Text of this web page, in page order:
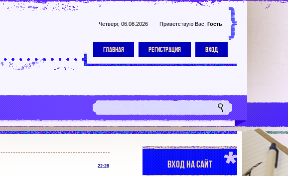
Четверг, 06.08.2026 Приветствую Вас Гость
ГЛАВНАЯ РЕГИСТРАЦИЯ ВХОД
22:28 ВХОД НА САЙТ